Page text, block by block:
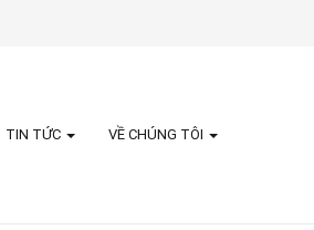
TIN TỨC VỀ CHÚNG TÔI